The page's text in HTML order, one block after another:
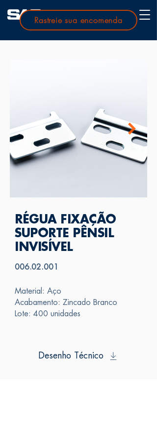
Rastreie sua encomenda
RÉGUA FIXAÇÃO
SUPORTE PÊNSIL
INVISÍVEL
006.02.001
Material: Aço
Acabamento: Zincado Branco
Lote: 400 unidades
Desenho Técnico